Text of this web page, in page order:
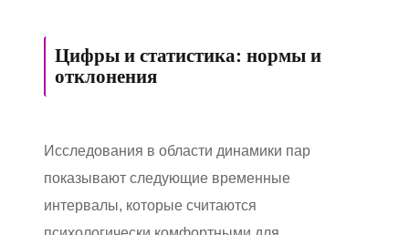
Цифры и статистика: нормы и
отклонения
Исследования в области динамики пар
показывают следующие временные
интервалы, которые считаются